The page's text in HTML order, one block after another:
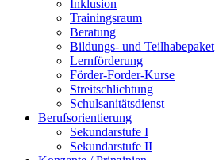
Inklusion
Trainingsraum
Beratung
Bildungs- und Teilhabepaket
Lernförderung
Förder-Forder-Kurse
Streitschlichtung
Schulsanitätsdienst
Berufsorientierung
Sekundarstufe I
Sekundarstufe II